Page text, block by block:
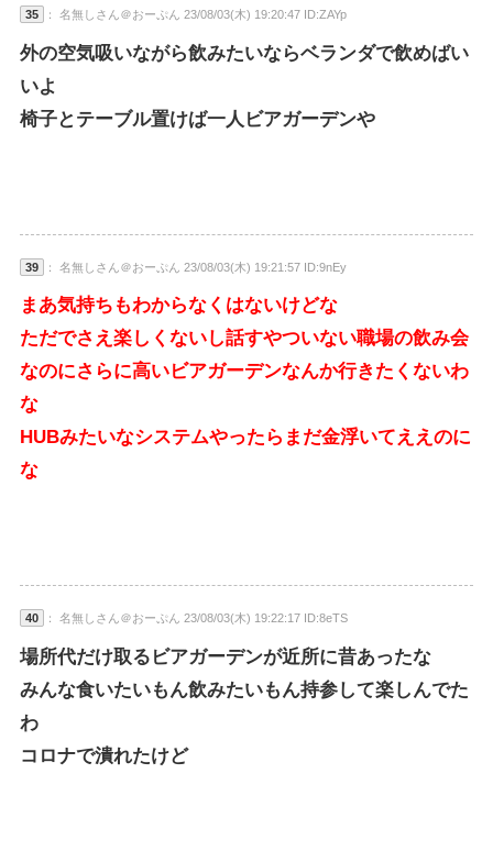
35 ： 名無しさん＠おーぷん 23/08/03(木) 19:20:47 ID:ZAYp
外の空気吸いながら飲みたいならベランダで飲めばい
いよ
椅子とテーブル置けば一人ビアガーデンや
39 ： 名無しさん＠おーぷん 23/08/03(木) 19:21:57 ID:9nEy
まあ気持ちもわからなくはないけどな
ただでさえ楽しくないし話すやついない職場の飲み会
なのにさらに高いビアガーデンなんか行きたくないわ
な
HUBみたいなシステムやったらまだ金浮いてええのに
な
40 ： 名無しさん＠おーぷん 23/08/03(木) 19:22:17 ID:8eTS
場所代だけ取るビアガーデンが近所に昔あったな
みんな食いたいもん飲みたいもん持参して楽しんでた
わ
コロナで潰れたけど